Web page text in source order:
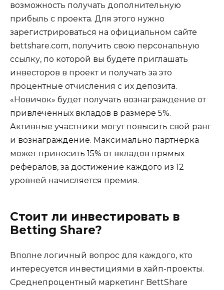
возможность получать дополнительную
прибыль с проекта. Для этого нужно
зарегистрироваться на официальном сайте
bettshare.com, получить свою персональную
ссылку, по которой вы будете приглашать
инвесторов в проект и получать за это
процентные отчисления с их депозита.
«Новичок» будет получать вознаграждение от
привлеченных вкладов в размере 5%.
Активные участники могут повысить свой ранг
и вознаграждение. Максимально партнерка
может приносить 15% от вкладов прямых
рефералов, за достижение каждого из 12
уровней начисляется премия.
Стоит ли инвестировать в
Betting Share?
Вполне логичный вопрос для каждого, кто
интересуется инвестициями в хайп-проекты.
Среднепроцентный маркетинг BettShare